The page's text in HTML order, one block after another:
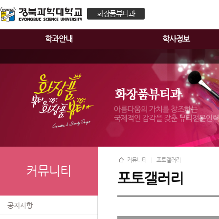
화장품뷰티과
학과안내 학사정보
커뮤니티
공지사항
커뮤니티 포토갤러리
포토갤러리